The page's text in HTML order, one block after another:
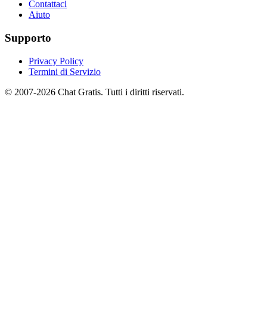
Contattaci
Aiuto
Supporto
Privacy Policy
Termini di Servizio
© 2007-2026 Chat Gratis. Tutti i diritti riservati.